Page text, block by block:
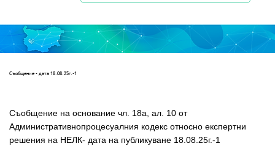
Съобщениe - дата 18.08.25г.-1
Съобщение на основание чл. 18а, ал. 10 от
Административнопроцесуалния кодекс относно експертни
решения на НЕЛК- дата на публикуване 18.08.25г.-1